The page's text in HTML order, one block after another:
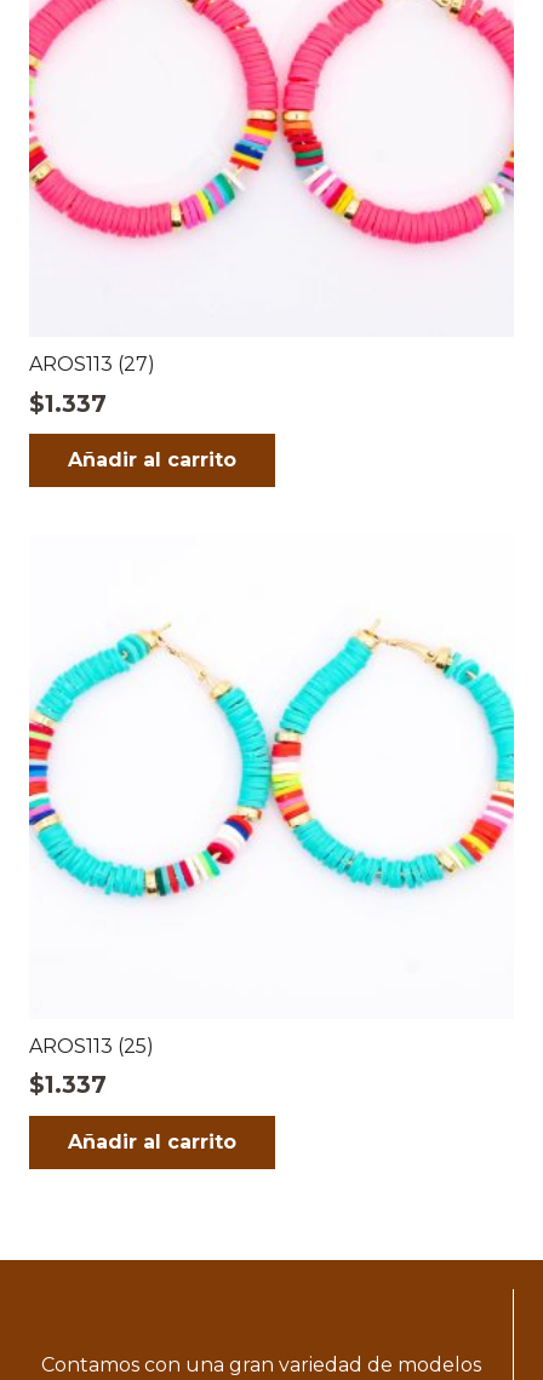
AROS113 (27)
$1.337
Añadir al carrito
AROS113 (25)
$1.337
Añadir al carrito
Contamos con una gran variedad de modelos